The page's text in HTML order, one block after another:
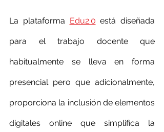
La plataforma Edu2.0 está diseñada
para el trabajo docente que
habitualmente se lleva en forma
presencial pero que adicionalmente,
proporciona la inclusión de elementos
digitales online que simplifica la